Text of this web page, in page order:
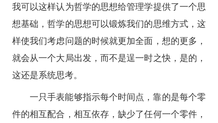
我可以这样认为哲学的思想给管理学提供了一个思
想基础，哲学的思想可以锻炼我们的思维方式，这
样使我们考虑问题的时候就更加全面，想的更多，
就会从一个大局出发，而不是逞一时之快，是的，
这还是系统思考。
一只手表能够指示每个时间点，靠的是每个零
件的相互配合，相互依存，缺少了任何一个零件，